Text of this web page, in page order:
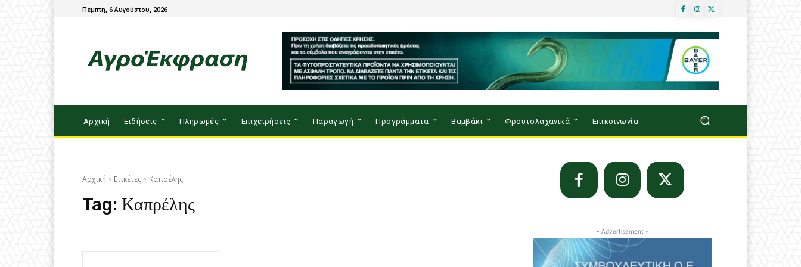
Πέμπτη, 6 Αυγούστου, 2026
Αρχική Ειδήσεις Πληρωμές Επιχειρήσεις Παραγωγή Προγράμματα Βαμβάκι Φρουτολαχανικά Επικοινωνία
Αρχική Ετικέτες Καπρέλης
Tag: Καπρέλης
- Advertisement -